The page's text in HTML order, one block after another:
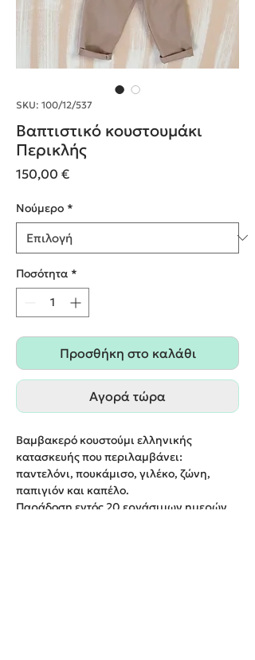
SKU: 100/12/537
Βαπτιστικό κουστουμάκι
Περικλής
150,00 €Τιμή
Nούμερο *
Ποσότητα *
Προσθήκη στο καλάθι
Αγορά τώρα
Βαμβακερό κουστούμι ελληνικής
κατασκευής που περιλαμβάνει:
παντελόνι, πουκάμισο, γιλέκο, ζώνη,
παπιγιόν και καπέλο.
Παράδοση εντός 20 εργάσιμων ημερών.